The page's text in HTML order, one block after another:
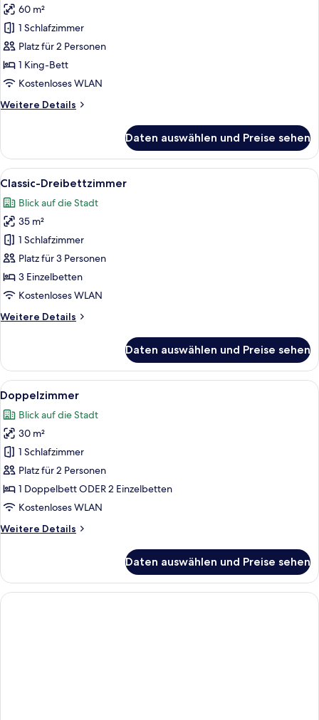
bed)
Junior-
Suite,
Terrasse,
Meerblick
anzeigen
60 m²
1 Schlafzimmer
Platz für 2 Personen
1 King-Bett
Kostenloses WLAN
Weitere Details
Weitere
Suite,
Terrasse,
Meerblick
Daten auswählen und Preise sehen
Alle
Fotos
für
Classic-
Dreibettzimmer
anzeigen
Ein Hotelzimmer mit einem großen
5
Classic-Dreibettzimmer
Blick auf die Stadt
35 m²
1 Schlafzimmer
Platz für 3 Personen
3 Einzelbetten
Kostenloses WLAN
Weitere Details
Weitere
Dreibettzimmer
Daten auswählen und Preise sehen
Alle
Fotos
für
Doppelzimmer
anzeigen
Ein Hotelzimmer mit einem großen
5
Doppelzimmer
Blick auf die Stadt
30 m²
1 Schlafzimmer
Platz für 2 Personen
1 Doppelbett ODER 2 Einzelbetten
Kostenloses WLAN
Weitere Details
Weitere
Daten auswählen und Preise sehen